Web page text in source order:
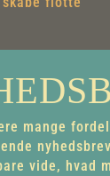
mange
vide, hvad